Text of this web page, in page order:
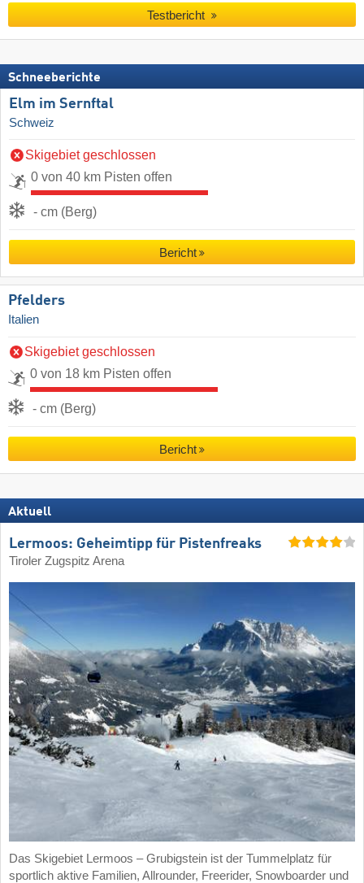
Testbericht
Schneeberichte
Elm im Sernftal
Schweiz
Skigebiet geschlossen
0 von 40 km Pisten offen
- cm (Berg)
Bericht
Pfelders
Italien
Skigebiet geschlossen
0 von 18 km Pisten offen
- cm (Berg)
Bericht
Aktuell
Lermoos: Geheimtipp für Pistenfreaks
Tiroler Zugspitz Arena
Das Skigebiet Lermoos – Grubigstein ist der Tummelplatz für
sportlich aktive Familien, Allrounder, Freerider, Snowboarder und